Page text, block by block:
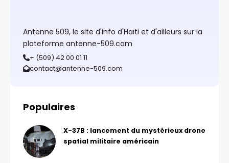
Antenne 509, le site d'info d'Haïti et d'ailleurs sur la
plateforme antenne-509.com
+ (509) 42 00 01 11
contact@antenne-509.com
Populaires
X-37B : lancement du mystérieux drone
spatial militaire américain